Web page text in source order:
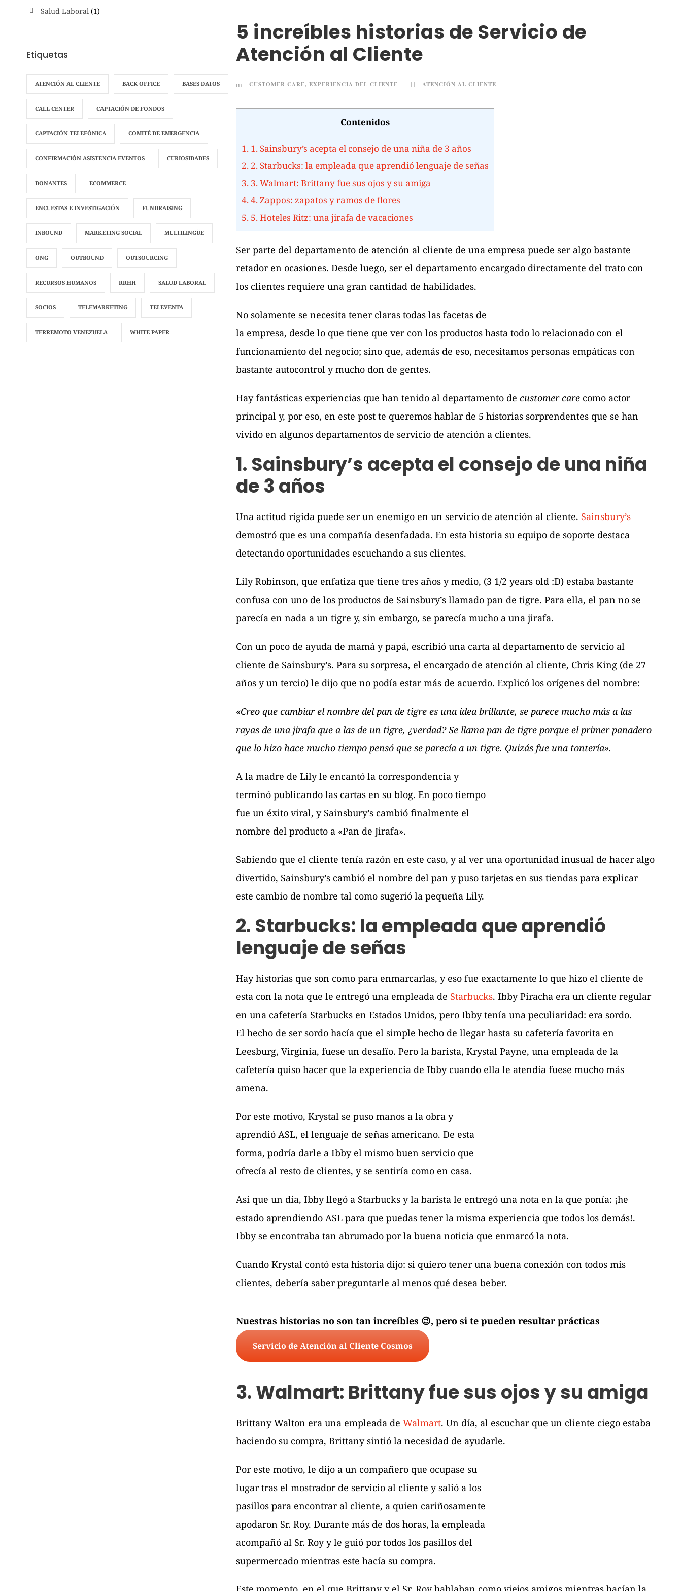
5 increíbles historias de Servicio de
Atención al Cliente
CUSTOMER CARE, EXPERIENCIA DEL CLIENTE ATENCIÓN AL CLIENTE
Contenidos
1. 1. Sainsbury’s acepta el consejo de una niña de 3 años
2. 2. Starbucks: la empleada que aprendió lenguaje de señas
3. 3. Walmart: Brittany fue sus ojos y su amiga
4.4. Zappos: zapatos y ramos de flores
5. 5. Hoteles Ritz: una jirafa de vacaciones
Ser parte del departamento de atención al cliente de una empresa puede ser algo bastante
retador en ocasiones. Desde luego, ser el departamento encargado directamente del trato con
los clientes requiere una gran cantidad de habilidades.
No solamente se necesita tener claras todas las facetas de
la empresa, desde lo que tiene que ver con los productos hasta todo lo relacionado con el
funcionamiento del negocio; sino que, además de eso, necesitamos personas empáticas con
bastante autocontrol y mucho don de gentes.
Hay fantásticas experiencias que han tenido al departamento decustomer care como actor
principal y, por eso, en este post te queremos hablar de 5 historias sorprendentes que se han
vivido en algunos departamentos de servicio de atención a clientes.
1. Sainsbury’s acepta el consejo de una niña
de 3 años
Una actitud rígida puede ser un enemigo en un servicio de atención al cliente. Sainsbury’s
demostró que es una compañía desenfadada. En esta historia su equipo de soporte destaca
detectando oportunidades escuchando a sus clientes.
Lily Robinson, que enfatiza que tiene tres años y medio, (3 1/2 years old :D) estaba bastante
confusa con uno de los productos de Sainsbury’s llamado pan de tigre. Para ella, el pan no se
parecía en nada a un tigre y, sin embargo, se parecía mucho a una jirafa.
Con un poco de ayuda de mamá y papá, escribió una carta al departamento de servicio al
cliente de Sainsbury’s. Para su sorpresa, el encargado de atención al cliente, Chris King (de 27
años y un tercio) le dijo que no podía estar más de acuerdo. Explicó los orígenes del nombre:
«Creo que cambiar el nombre del pan de tigre es una idea brillante, se parece mucho más a las
rayas de una jirafa que a las de un tigre, ¿verdad? Se llama pan de tigre porque el primer panadero
que lo hizo hace mucho tiempo pensó que se parecía a un tigre. Quizás fue una tontería».
A la madre de Lily le encantó la correspondencia y
terminó publicando las cartas en su blog. En poco tiempo
fue un éxito viral, y Sainsbury’s cambió finalmente el
nombre del producto a «Pan de Jirafa».
Sabiendo que el cliente tenía razón en este caso, y al ver una oportunidad inusual de hacer algo
divertido, Sainsbury’s cambió el nombre del pan y puso tarjetas en sus tiendas para explicar
este cambio de nombre tal como sugerió la pequeña Lily.
2. Starbucks: la empleada que aprendió
lenguaje de señas
Hay historias que son como para enmarcarlas, y eso fue exactamente lo que hizo el cliente de
esta con la nota que le entregó una empleada de Starbucks. Ibby Piracha era un cliente regular
en una cafetería Starbucks en Estados Unidos, pero Ibby tenía una peculiaridad: era sordo.
El hecho de ser sordo hacía que el simple hecho de llegar hasta su cafetería favorita en
Leesburg, Virginia, fuese un desafío. Pero la barista, Krystal Payne, una empleada de la
cafetería quiso hacer que la experiencia de Ibby cuando ella le atendía fuese mucho más
amena.
Por este motivo, Krystal se puso manos a la obra y
aprendió ASL, el lenguaje de señas americano. De esta
forma, podría darle a Ibby el mismo buen servicio que
ofrecía al resto de clientes, y se sentiría como en casa.
Así que un día, Ibby llegó a Starbucks y la barista le entregó una nota en la que ponía: ¡he
estado aprendiendo ASL para que puedas tener la misma experiencia que todos los demás!.
Ibby se encontraba tan abrumado por la buena noticia que enmarcó la nota.
Cuando Krystal contó esta historia dijo: si quiero tener una buena conexión con todos mis
clientes, debería saber preguntarle al menos qué desea beber.
Nuestras historias no son tan increíbles 😉, pero si te pueden resultar prácticas
Servicio de Atención al Cliente Cosmos
3. Walmart: Brittany fue sus ojos y su amiga
Brittany Walton era una empleada deWalmart. Un día, al escuchar que un cliente ciego estaba
haciendo su compra, Brittany sintió la necesidad de ayudarle.
Por este motivo, le dijo a un compañero que ocupase su
lugar tras el mostrador de servicio al cliente y salió a los
pasillos para encontrar al cliente, a quien cariñosamente
apodaron Sr. Roy. Durante más de dos horas, la empleada
acompañó al Sr. Roy y le guió por todos los pasillos del
supermercado mientras este hacía su compra.
Salud Laboral (1)
Etiquetas
ATENCIÓN AL CLIENTE BACK OFFICE BASES DATOS
CALL CENTER CAPTACIÓN DE FONDOS
CAPTACIÓN TELEFÓNICA COMITÉ DE EMERGENCIA
CONFIRMACIÓN ASISTENCIA EVENTOS CURIOSIDADES
DONANTES ECOMMERCE
ENCUESTAS E INVESTIGACIÓN FUNDRAISING
INBOUND MARKETING SOCIAL MULTILINGÜE
ONG OUTBOUND OUTSOURCING
RECURSOS HUMANOS RRHH SALUD LABORAL
SOCIOS TELEMARKETING TELEVENTA
TERREMOTO VENEZUELA WHITE PAPER